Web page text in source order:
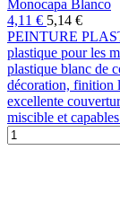
Monocapa Blanco
4,11 € 5,14 €
PEINTURE
plastique pour les
plastique blanc de
décoration, finition
excellente
miscible et